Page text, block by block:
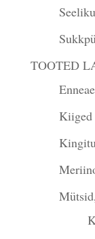
TOOTED
Kiiged